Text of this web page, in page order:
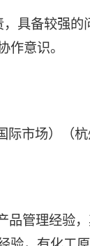
具备较强的
作意识。
际市场）（
品管理经验